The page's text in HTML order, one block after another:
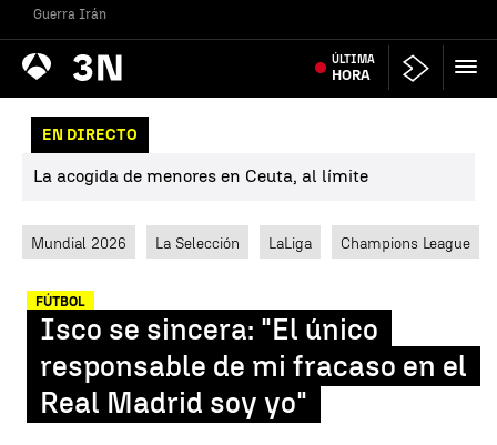
Guerra Irán
Antena
3 Noticias ÚLTIMA
HORA
EN DIRECTO
La acogida de menores en Ceuta, al límite
Mundial 2026 La Selección LaLiga Champions League
FÚTBOL
Isco se sincera: "El único
responsable de mi fracaso en el
Real Madrid soy yo"